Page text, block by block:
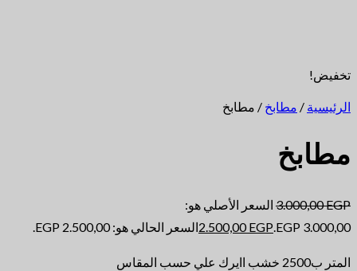
تخفيض!
الرئيسية / مطابخ / مطابخ
مطابخ
3.000,00EGP
السعر الأصلي هو:
3.000,00 EGP.
2.500,00EGP السعر الحالي هو: 2.500,00 EGP.
المتر ب2500 خشب اايرك علي حسب المقاس